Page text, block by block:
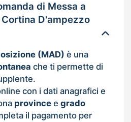
di Messa a
D'ampezzo
(MAD) è una
che ti permette di
con i dati anagrafici e
provincee grado
il pagamento per